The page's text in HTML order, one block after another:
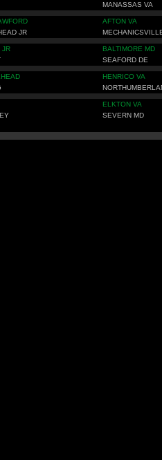
MANASSAS VA
AFTON VA
JR
JR
BALTIMORE MD
SEAFORD DE
HENRICO VA
ELKTON VA
SEVERN MD